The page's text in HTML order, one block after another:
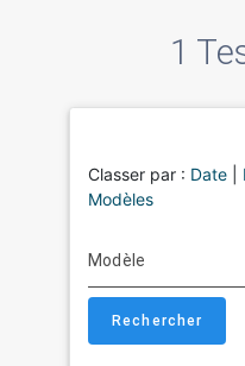
1
Classer par : Date
Modèles
Modèle